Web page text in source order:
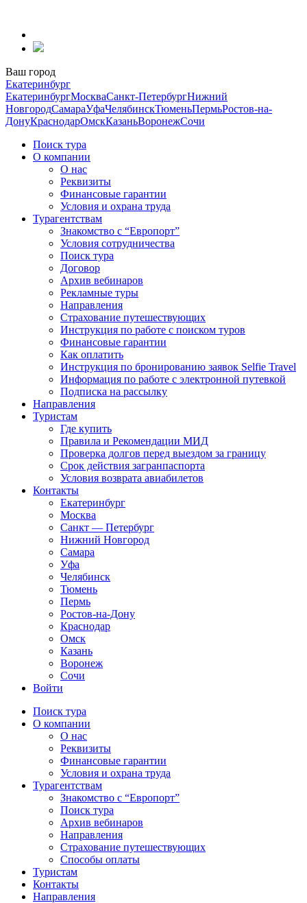
содержанию
Ваш город
Екатеринбург
ЕкатеринбургМоскваСанкт-ПетербургНижний
НовгородСамараУфаЧелябинскТюменьПермьРостов-на-
ДонуКраснодарОмскКазаньВоронежСочи
Поиск тура
О компании
О нас
Реквизиты
Финансовые гарантии
Условия и охрана труда
Турагентствам
Знакомство с “Европорт”
Условия сотрудничества
Поиск тура
Договор
Архив вебинаров
Рекламные туры
Направления
Страхование путешествующих
Инструкция по работе с поиском туров
Финансовые гарантии
Как оплатить
Инструкция по бронированию заявок Selfie Travel
Информация по работе с электронной путевкой
Подписка на рассылку
Направления
Туристам
Где купить
Правила и Рекомендации МИД
Проверка долгов перед выездом за границу
Срок действия загранпаспорта
Условия возврата авиабилетов
Контакты
Екатеринбург
Москва
Санкт — Петербург
Нижний Новгород
Самара
Уфа
Челябинск
Тюмень
Пермь
Ростов-на-Дону
Краснодар
Омск
Казань
Воронеж
Сочи
Войти
Поиск тура
О компании
О нас
Реквизиты
Финансовые гарантии
Условия и охрана труда
Турагентствам
Знакомство с “Европорт”
Поиск тура
Архив вебинаров
Направления
Страхование путешествующих
Способы оплаты
Туристам
Контакты
Направления